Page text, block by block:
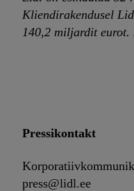
Kliendirakendusel
140,2 miljardit eurot.
Pressikontakt
press@lidl.ee